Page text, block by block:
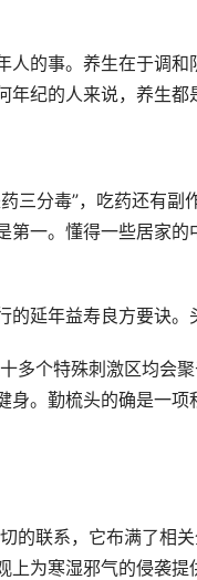
的事。养生在于调
纪的人来说，养生都
三分毒”，吃药还有副
一。懂得一些居家
延年益寿良方要诀
多个特殊刺激区均会
。勤梳头的确是一
的联系，它布满了相
为寒湿邪气的侵袭